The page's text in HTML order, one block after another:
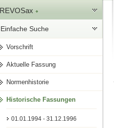
REVOSax
Einfache Suche
Vorschrift
Aktuelle Fassung
Normenhistorie
Historische Fassungen
01.01.1994 - 31.12.1996